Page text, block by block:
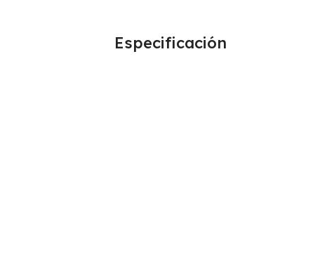
Especificación